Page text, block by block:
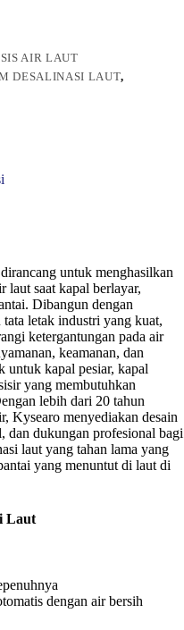
AIR LAUT
DESALINASI LAUT,
untuk menghasilkan
laut saat kapal berlayar,
Dibangun dengan
letak industri yang kuat,
ketergantungan pada air
keamanan, dan
untuk kapal pesiar, kapal
yang membutuhkan
lebih dari 20 tahun
Kysearo menyediakan desain
dan dukungan profesional bagi
laut yang tahan lama yang
yang menuntut di laut di
Laut
dengan air bersih